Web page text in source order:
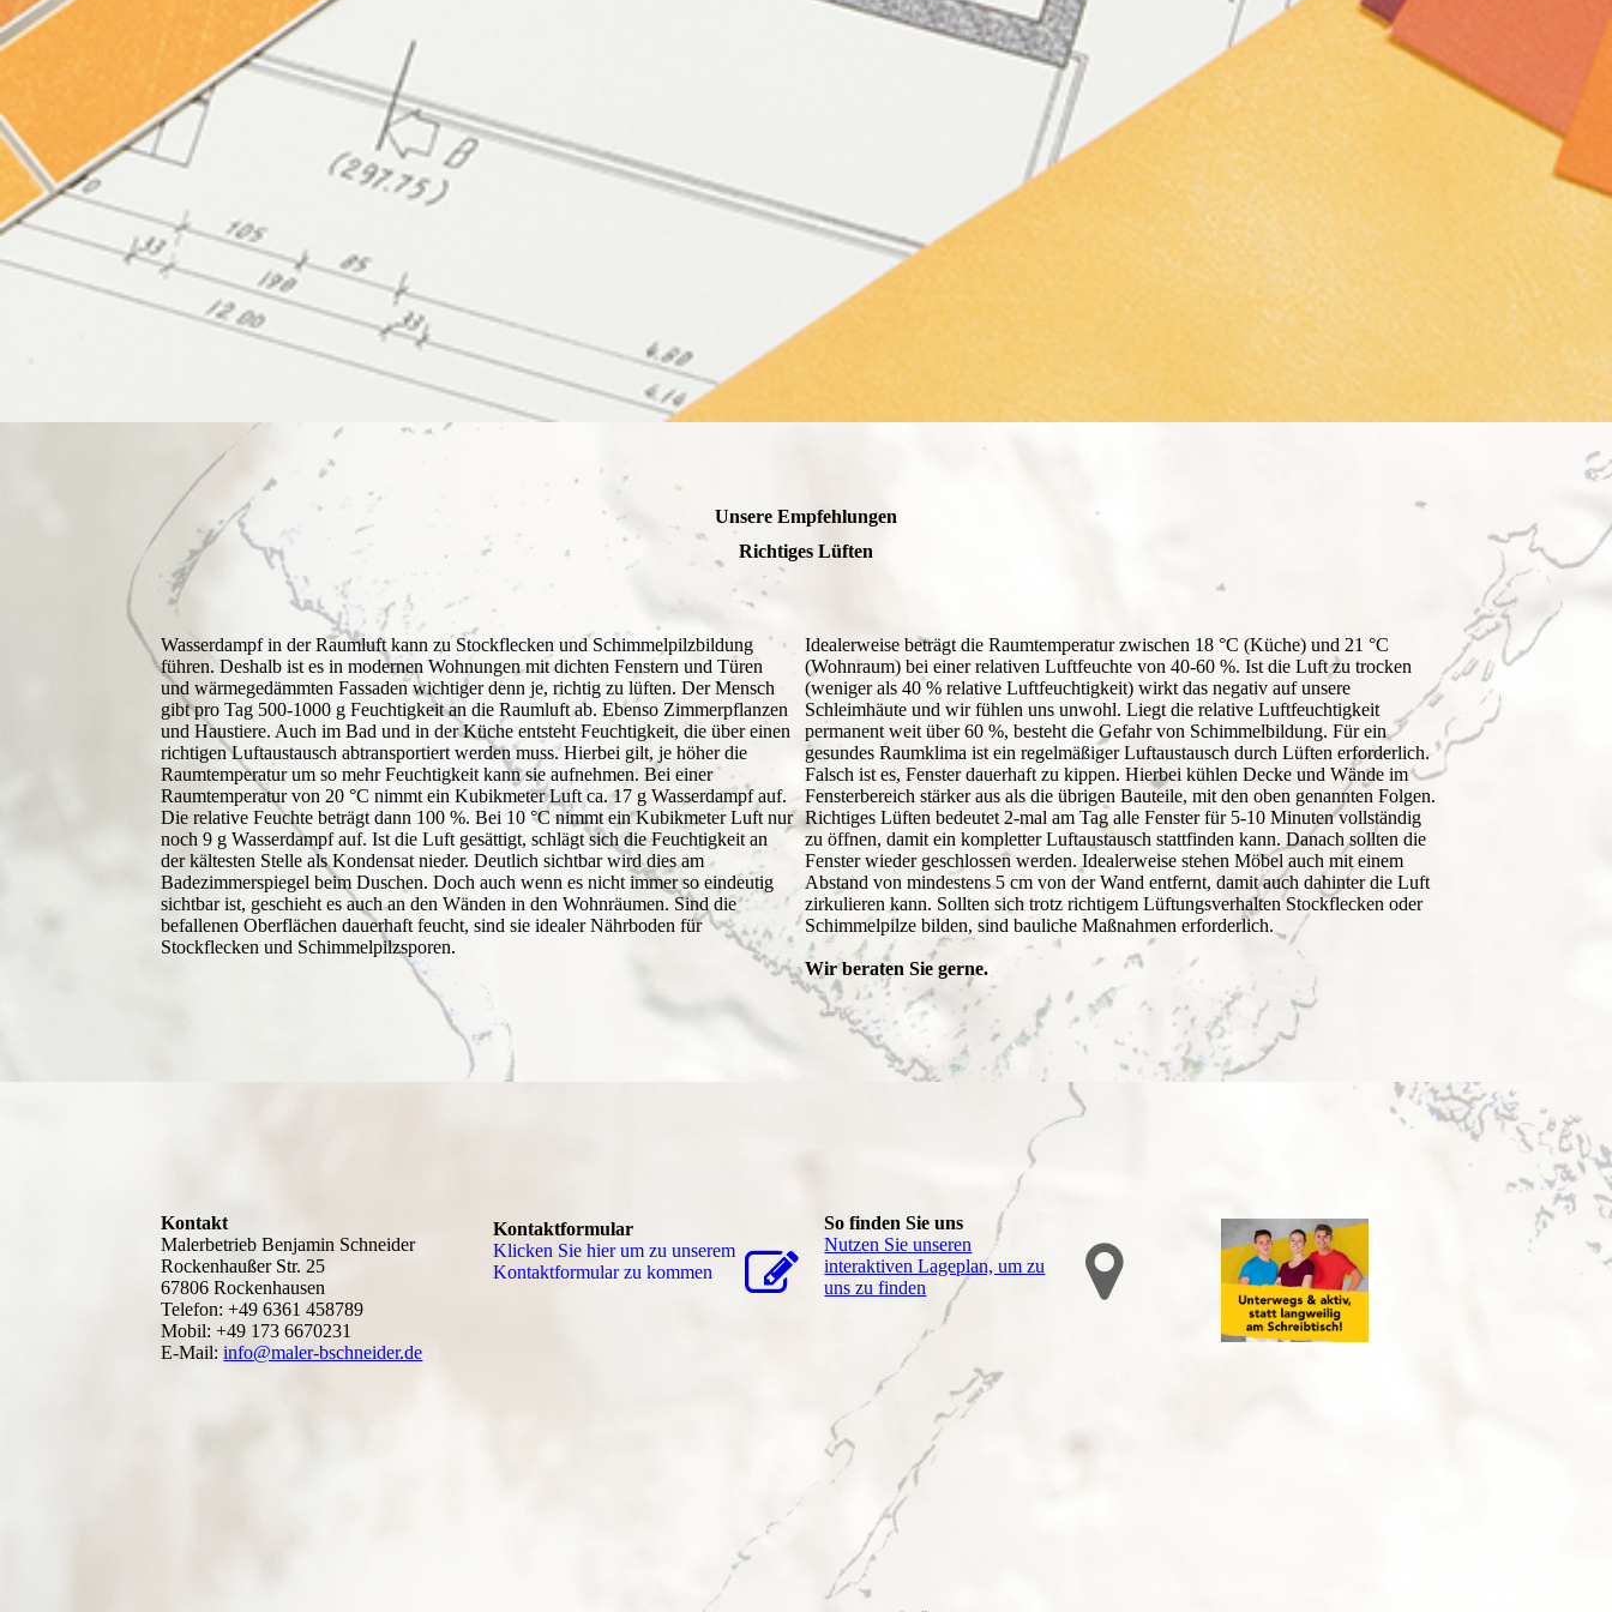
Unsere Empfehlungen
Richtiges Lüften
Wasserdampf in der Raumluft kann zu Stockflecken und Schimmelpilzbildung
führen. Deshalb ist es in modernen Wohnungen mit dichten Fenstern und Türen
und wärmegedämmten Fassaden wichtiger denn je, richtig zu lüften. Der Mensch
gibt pro Tag 500-1000 g Feuchtigkeit an die Raumluft ab. Ebenso Zimmerpflanzen
und Haustiere. Auch im Bad und in der Küche entsteht Feuchtigkeit, die über einen
richtigen Luftaustausch abtransportiert werden muss. Hierbei gilt, je höher die
Raumtemperatur um so mehr Feuchtigkeit kann sie aufnehmen. Bei einer
Raumtemperatur von 20 °C nimmt ein Kubikmeter Luft ca. 17 g Wasserdampf auf.
Die relative Feuchte beträgt dann 100 %. Bei 10 °C nimmt ein Kubikmeter Luft nur
noch 9 g Wasserdampf auf. Ist die Luft gesättigt, schlägt sich die Feuchtigkeit an
der kältesten Stelle als Kondensat nieder. Deutlich sichtbar wird dies am
Badezimmerspiegel beim Duschen. Doch auch wenn es nicht immer so eindeutig
sichtbar ist, geschieht es auch an den Wänden in den Wohnräumen. Sind die
befallenen Oberflächen dauerhaft feucht, sind sie idealer Nährboden für
Stockflecken und Schimmelpilzsporen.
Idealerweise beträgt die Raumtemperatur zwischen 18 °C (Küche) und 21 °C
(Wohnraum) bei einer relativen Luftfeuchte von 40-60 %. Ist die Luft zu trocken
(weniger als 40 % relative Luftfeuchtigkeit) wirkt das negativ auf unsere
Schleimhäute und wir fühlen uns unwohl. Liegt die relative Luftfeuchtigkeit
permanent weit über 60 %, besteht die Gefahr von Schimmelbildung. Für ein
gesundes Raumklima ist ein regelmäßiger Luftaustausch durch Lüften erforderlich.
Falsch ist es, Fenster dauerhaft zu kippen. Hierbei kühlen Decke und Wände im
Fensterbereich stärker aus als die übrigen Bauteile, mit den oben genannten Folgen.
Richtiges Lüften bedeutet 2-mal am Tag alle Fenster für 5-10 Minuten vollständig
zu öffnen, damit ein kompletter Luftaustausch stattfinden kann. Danach sollten die
Fenster wieder geschlossen werden. Idealerweise stehen Möbel auch mit einem
Abstand von mindestens 5 cm von der Wand entfernt, damit auch dahinter die Luft
zirkulieren kann. Sollten sich trotz richtigem Lüftungsverhalten Stockflecken oder
Schimmelpilze bilden, sind bauliche Maßnahmen erforderlich.
Wir beraten Sie gerne.
Kontakt
Malerbetrieb Benjamin Schneider
Rockenhaußer Str. 25
67806 Rockenhausen
Telefon: +49 6361 458789
Mobil: +49 173 6670231
E-Mail:info@maler-bschneider.de
Kontaktformular
Klicken Sie hier um zu unserem
Kon­takt­for­mu­lar zu kommen
So finden Sie uns
Nutzen Sie unseren
interaktiven La­ge­plan, um zu
uns zu finden